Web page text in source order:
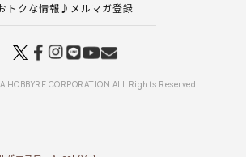
トクな情報♪メルマガ登録
HOBBYRE CORPORATION ALL Rights Reserved